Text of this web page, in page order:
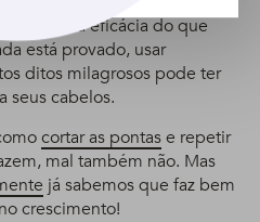
a eficácia do que
está provado, usar
ditos milagrosos pode ter
seus cabelos.
cortar as pontase repetir
mal também não. Mas
já sabemos que faz bem
crescimento!